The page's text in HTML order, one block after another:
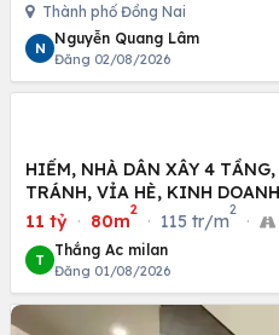
Thành phố Đồng Nai
N
Nguyễn Quang Lâm
Đăng 02/08/2026
HIẾM, NHÀ DÂN XÂY 4
TRÁNH, VỈA HÈ, KINH
11 TỶ
11 tỷ · 80m
2
· 115 tr/m
2
·
T
Thắng Ac milan
Đăng 01/08/2026